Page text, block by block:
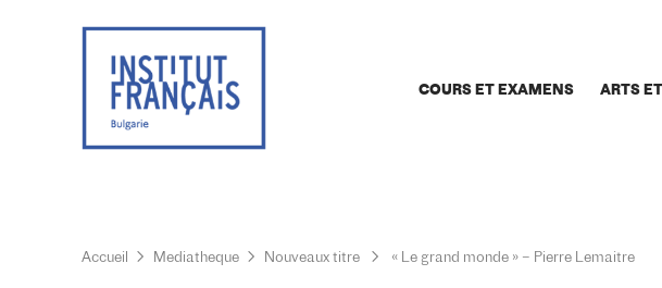
COURS ET EXAMENS ARTS
Accueil Mediatheque Nouveaux titre « Le grand monde » – Pierre Lemaitre